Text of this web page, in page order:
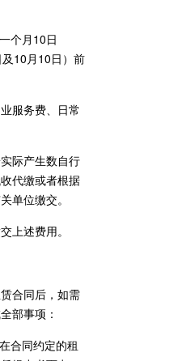
个月10日
及10月10日）前
服务费、日常
际产生数自行
代缴或者根据
单位缴交。
上述费用。
合同后，如需
部事项：
合同约定的租